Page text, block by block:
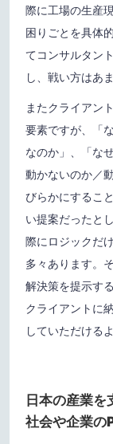
際に工場の生産
困りごとを具体
てコンサルタン
し、戦い方はあ
またクライアン
要素ですが、「
なのか」、「な
動かないのか／
びらかにするこ
い提案だったと
際にロジックだ
多々あります。
解決策を提示す
クライアントに
していただける
日本の産業を
社会や企業